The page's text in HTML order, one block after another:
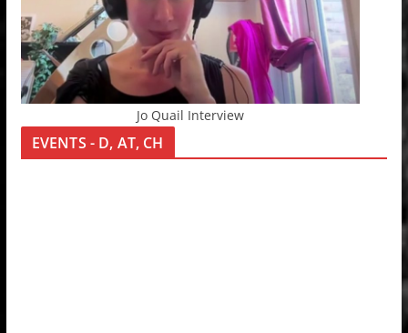
Jo Quail Interview
EVENTS - D, AT, CH